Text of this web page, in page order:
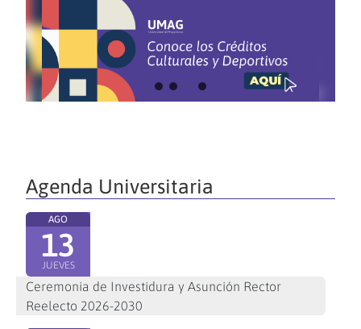
Agenda Universitaria
AGO
13
JUEVES
Ceremonia de Investidura y Asunción Rector
Reelecto 2026-2030